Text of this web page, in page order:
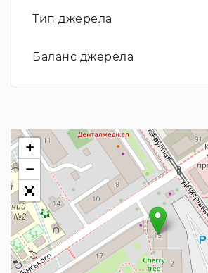
Тип джерела
Баланс джерела
+
−